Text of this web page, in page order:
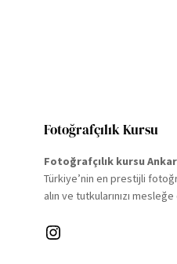
Fotoğrafçılık Kursu
Fotoğrafçılık kursu
Türkiye’nin en prestijli
alın ve tutkularınızı
Instagram